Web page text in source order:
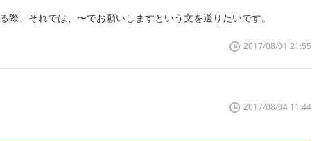
際、それでは、〜でお願いしますという文を送りたいです。
2017/08/01 21:55
2017/08/04 11:44